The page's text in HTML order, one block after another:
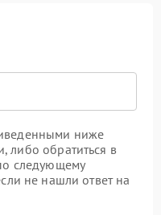
ниже
либо обратиться в
следующему
не нашли ответ на